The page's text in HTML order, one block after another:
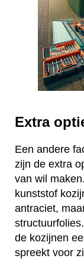
Extra
Een andere
zijn de extra
van wil
kunststof
antraciet,
de kozijnen
spreekt voor